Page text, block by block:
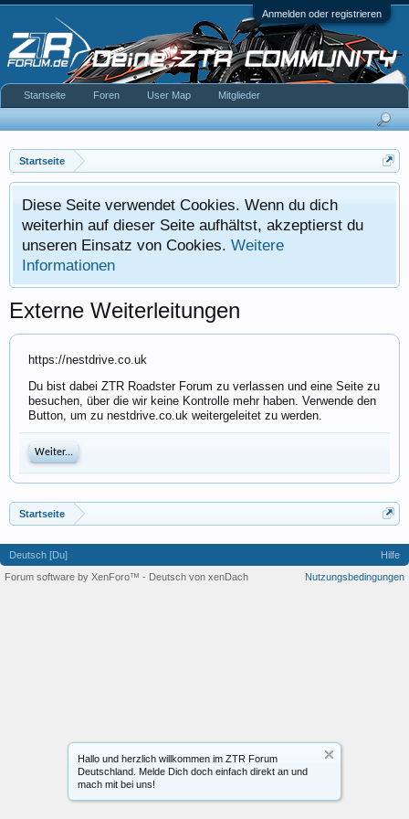
Anmelden oder registrieren
Startseite
Diese Seite verwendet Cookies. Wenn du dich
weiterhin auf dieser Seite aufhältst, akzeptierst du
unseren Einsatz von Cookies. Weitere
Informationen
Hallo und herzlich willkommen im ZTR Forum
Deutschland. Melde Dich doch einfach direkt an und
mach mit bei uns!
Externe Weiterleitungen
https://nestdrive.co.uk
Du bist dabei ZTR Roadster Forum zu verlassen und eine Seite zu
besuchen, über die wir keine Kontrolle mehr haben. Verwende den
Button, um zu nestdrive.co.uk weitergeleitet zu werden.
Weiter...
Startseite
Startseite Foren User Map Mitglieder
Deutsch [Du]
Hilfe
Nutzungsbedingungen
Forum software by XenForo™ - Deutsch von xenDach